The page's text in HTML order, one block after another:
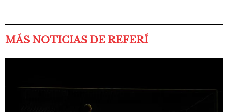
MÁS NOTICIAS DE REFERÍ